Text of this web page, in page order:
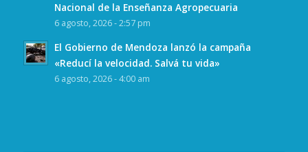
Nacional de la Enseñanza Agropecuaria
6 agosto, 2026 - 2:57 pm
El Gobierno de Mendoza lanzó la campaña
«Reducí la velocidad. Salvá tu vida»
6 agosto, 2026 - 4:00 am